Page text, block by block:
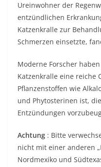
Ureinwohner der
entzündlichen
Katzenkralle zur
Schmerzen einsetzte,
Moderne Forscher
Katzenkralle eine reiche
Pflanzenstoffen wie
und Phytosterinen ist,
Entzündungen
Achtung : Bitte
nicht mit einer anderen
Nordmexiko und